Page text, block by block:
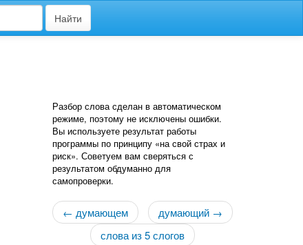
Найти
Разбор слова сделан в автоматическом
режиме, поэтому не исключены ошибки.
Вы используете результат работы
программы по принципу «на свой страх и
риск». Советуем вам сверяться с
результатом обдуманно для
самопроверки.
← думающем
думающий →
слова из 5 слогов